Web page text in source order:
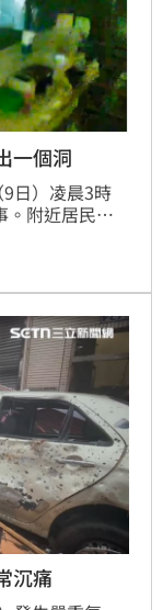
一個洞
日）凌晨3時
。附近居民被
爆的瞬間。
沉痛